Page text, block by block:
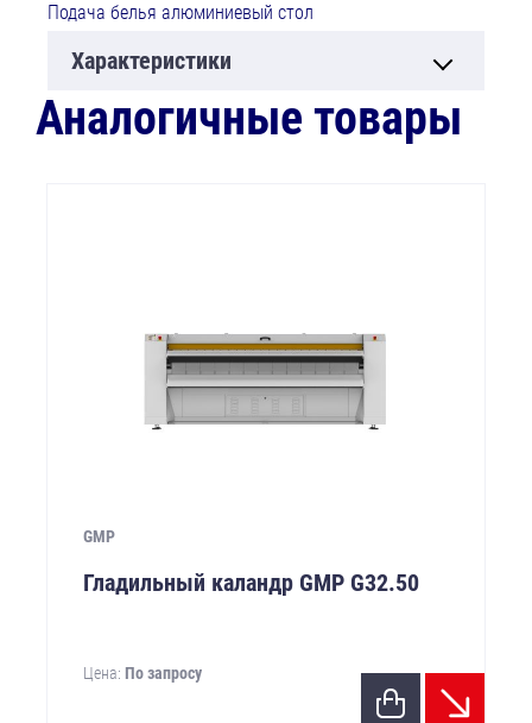
Подача белья алюминиевый стол
Характеристики
Аналогичные товары
GMP
Гладильный каландр GMP G32.50
Цена: По запросу